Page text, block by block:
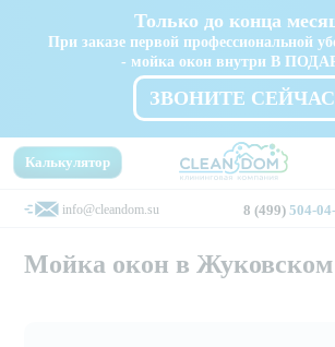
Только до конца
При заказе первой профессиональной
- мойка окон внутри В
ЗВОНИТЕ СЕЙЧАС
info@cleandom.su 8 (499) 504-
Калькулятор
Мойка окон в Жуковском